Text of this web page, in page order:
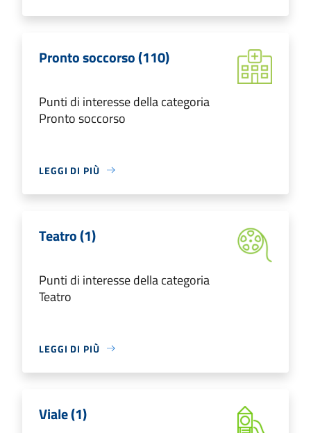
Pronto soccorso (110)
Punti di interesse della categoria
Pronto soccorso
LEGGI DI PIÙ
Teatro (1)
Punti di interesse della categoria
Teatro
LEGGI DI PIÙ
Viale (1)